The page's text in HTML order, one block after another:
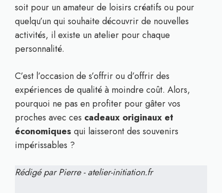
soit pour un amateur de loisirs créatifs ou pour
quelqu’un qui souhaite découvrir de nouvelles
activités, il existe un atelier pour chaque
personnalité.
C’est l’occasion de s’offrir ou d’offrir des
expériences de qualité à moindre coût. Alors,
pourquoi ne pas en profiter pour gâter vos
proches avec ces cadeaux originaux et
économiques qui laisseront des souvenirs
impérissables ?
Rédigé par Pierre - atelier-initiation.fr